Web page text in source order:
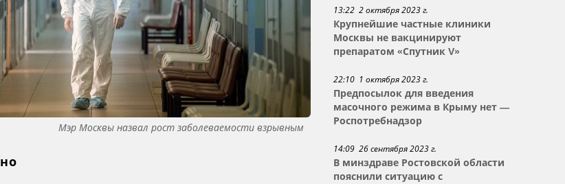
Мэр Москвы назвал рост заболеваемости взрывным
13:22 2 октября 2023 г.
Крупнейшие частные клиники
Москвы не вакцинируют
препаратом «Спутник V»
22:10 1 октября 2023 г.
Предпосылок для введения
масочного режима в Крыму нет —
Роспотребнадзор
14:09 26 сентября 2023 г.
В минздраве Ростовской области
пояснили ситуацию с